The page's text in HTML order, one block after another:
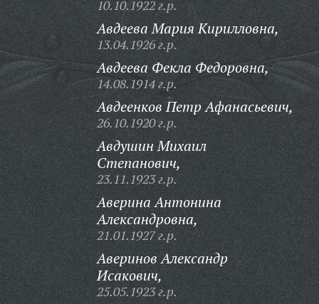
10.10.1922 г.р.
Авдеева Мария Кирилловна,
13.04.1926 г.р.
Авдеева Фекла Федоровна,
14.08.1914 г.р.
Авдеенков Петр Афанасьевич,
26.10.1920 г.р.
Авдушин Михаил
Степанович,
23.11.1923 г.р.
Аверина Антонина
Александровна,
21.01.1927 г.р.
Аверинов Александр
Исакович,
25.05.1923 г.р.